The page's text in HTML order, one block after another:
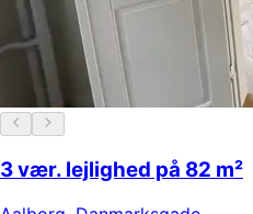
3 vær. lejlighed på 82 m²